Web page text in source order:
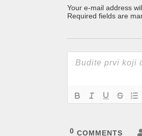
Your e-mail address
Required fields are
0 COMMENTS